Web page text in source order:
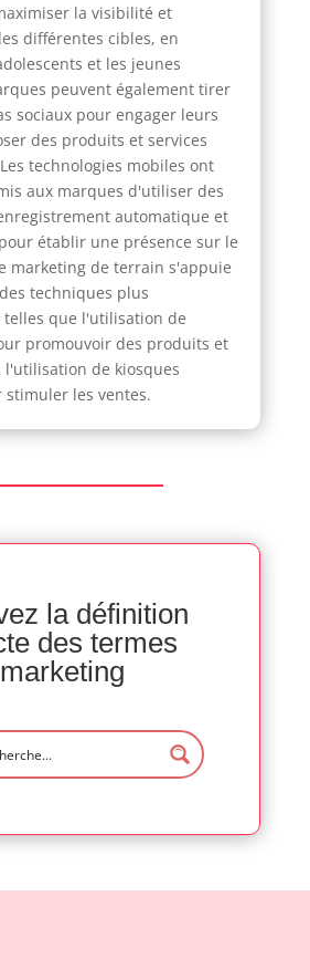
la visibilité et
différentes cibles, en
et les jeunes
peuvent également tirer
sociaux pour engager leurs
des produits et services
technologies mobiles ont
aux marques d'utiliser des
automatique et
établir une présence sur le
marketing de terrain s'appuie
techniques plus
que l'utilisation de
promouvoir des produits et
l'utilisation de kiosques
les ventes.
la définition
des termes
marketing